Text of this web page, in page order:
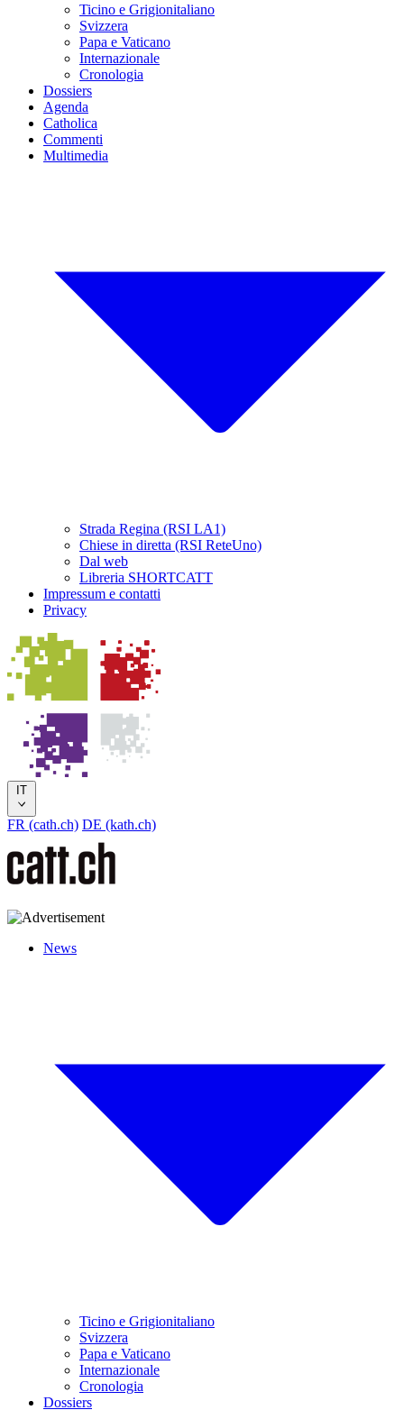
Ticino e Grigionitaliano
Svizzera
Papa e Vaticano
Internazionale
Cronologia
Dossiers
Agenda
Catholica
Commenti
Multimedia
Strada Regina (RSI LA1)
Chiese in diretta (RSI ReteUno)
Dal web
Libreria SHORTCATT
Impressum e contatti
Privacy
IT
FR (cath.ch) DE (kath.ch)
News
Ticino e Grigionitaliano
Svizzera
Papa e Vaticano
Internazionale
Cronologia
Dossiers